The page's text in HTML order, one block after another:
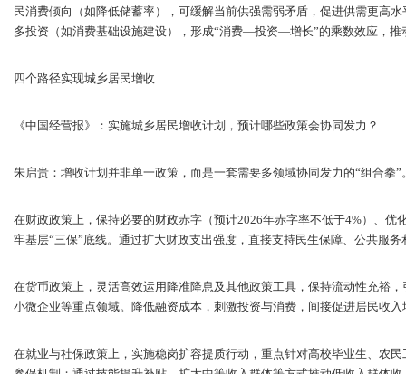
民消费倾向（如降低储蓄率），可缓解当前供强需弱矛盾，促进供需更高
多投资（如消费基础设施建设），形成“消费—投资—增长”的乘数效应，推
四个路径实现城乡居民增收
《中国经营报》：实施城乡居民增收计划，预计哪些政策会协同发力？
朱启贵：增收计划并非单一政策，而是一套需要多领域协同发力的“组合拳”
在财政政策上，保持必要的财政赤字（预计2026年赤字率不低于4%）、优
牢基层“三保”底线。通过扩大财政支出强度，直接支持民生保障、公共服
在货币政策上，灵活高效运用降准降息及其他政策工具，保持流动性充裕
小微企业等重点领域。降低融资成本，刺激投资与消费，间接促进居民收入
在就业与社保政策上，实施稳岗扩容提质行动，重点针对高校毕业生、农